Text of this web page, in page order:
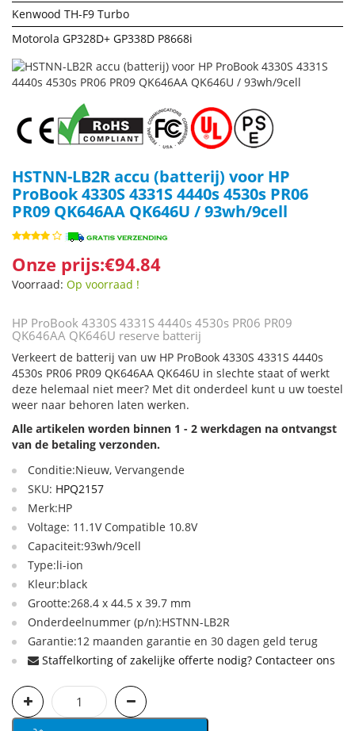
Kenwood TH-F9 Turbo
Motorola GP328D+ GP338D P8668i
HSTNN-LB2R accu (batterij) voor HP
ProBook 4330S 4331S 4440s 4530s PR06
PR09 QK646AA QK646U / 93wh/9cell
Onze prijs:€94.84
Voorraad: Op voorraad !
HP ProBook 4330S 4331S 4440s 4530s PR06 PR09
QK646AA QK646U reserve batterij
Verkeert de batterij van uw HP ProBook 4330S 4331S 4440s
4530s PR06 PR09 QK646AA QK646U in slechte staat of werkt
deze helemaal niet meer? Met dit onderdeel kunt u uw toestel
weer naar behoren laten werken.
Alle artikelen worden binnen 1 - 2 werkdagen na ontvangst
van de betaling verzonden.
Conditie:Nieuw, Vervangende
SKU: HPQ2157
Merk:HP
Voltage: 11.1V Compatible 10.8V
Capaciteit:93wh/9cell
Type:li-ion
Kleur:black
Grootte:268.4 x 44.5 x 39.7 mm
Onderdeelnummer (p/n):HSTNN-LB2R
Garantie:12 maanden garantie en 30 dagen geld terug
Staffelkorting of zakelijke offerte nodig? Contacteer ons